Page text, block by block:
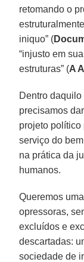
retomando o
iniquo” (
“injusto em
estruturas” (A
Dentro
precisamos
projeto político
serviço do
na prática da
humanos.
Queremos
opressoras,
excluídos e
descartadas:
sociedade de